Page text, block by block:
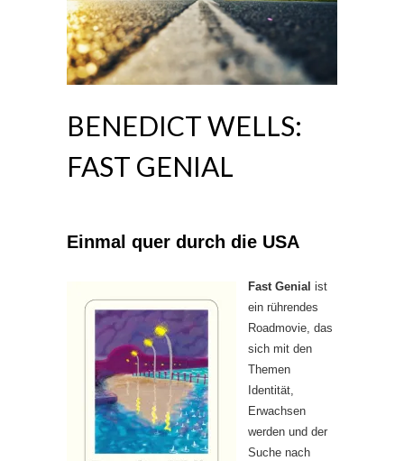
BENEDICT WELLS:
FAST GENIAL
Einmal quer durch die USA
Fast Genial ist
ein rührendes
Roadmovie, das
sich mit den
Themen
Identität,
Erwachsen
werden und der
Suche nach